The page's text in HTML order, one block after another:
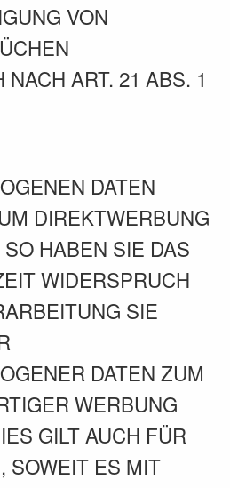
VON
ART. 21 ABS. 1
DATEN
DIREKTWERBUNG
HABEN SIE DAS
WIDERSPRUCH
SIE
DATEN ZUM
WERBUNG
GILT AUCH FÜR
SOWEIT ES MIT